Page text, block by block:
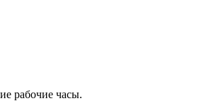
рабочие часы.